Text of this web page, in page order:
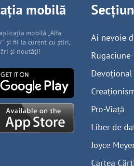
mobilă
mobilă „Alfa
și fii la curent cu știri,
și noutăți!
Ai nevoie
Devoțional
Pro-Viață
Liber de
Joyce
Cartea